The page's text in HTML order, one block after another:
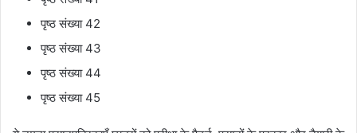
पृष्ठ संख्या 42
पृष्ठ संख्या 43
पृष्ठ संख्या 44
पृष्ठ संख्या 45